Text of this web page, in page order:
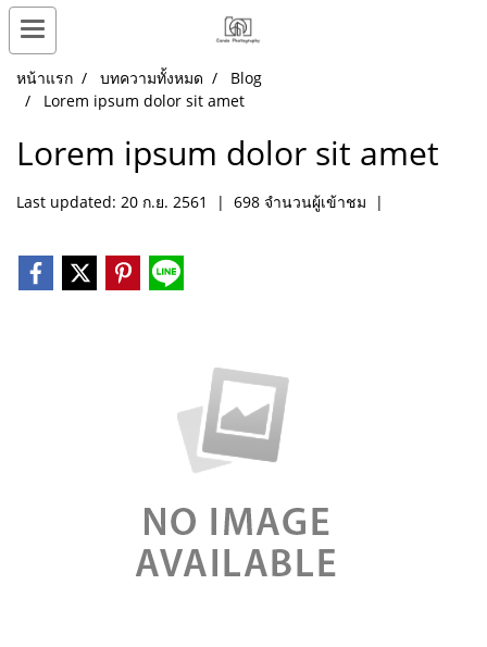
หน้าแรก บทความทั้งหมด
Blog
Lorem ipsum dolor sit amet
Lorem ipsum dolor sit amet
Last updated: 20 ก.ย. 2561 | 698 จำนวนผู้เข้าชม |